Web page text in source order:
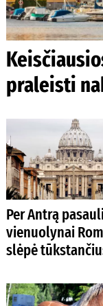
praleisti
Per Antrą
vienuolynai
slėpė